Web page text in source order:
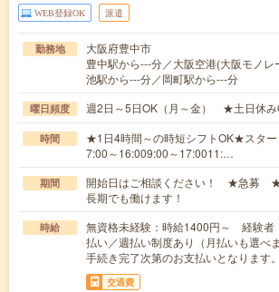
WEB登録OK 派遣
勤務地
大阪府豊中市
豊中駅から---分／大阪空港(大阪モノ
池駅から---分／岡町駅から---分
曜日頻度 週2日～5日OK（月～金） ★土日休み
時間
★1日4時間～の時短シフトOK★スター
7:00～16:009:00～17:0011:…
期間
開始日はご相談ください！ ★急募 ★
長期でも働けます！
時給
無資格未経験：時給1400円～ 経験者
払い／週払い制度あり（月払いも選べ
手続き完了次第のお支払いとなります。
交通費